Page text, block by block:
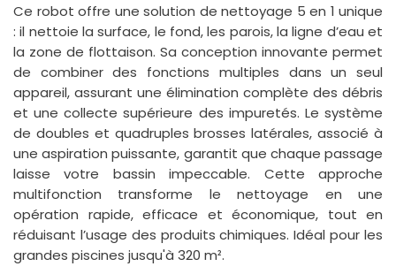
Ce robot offre une solution de nettoyage 5 en 1 unique
: il nettoie la surface, le fond, les parois, la ligne d’eau et
la zone de flottaison. Sa conception innovante permet
de combiner des fonctions multiples dans un seul
appareil, assurant une élimination complète des débris
et une collecte supérieure des impuretés. Le système
de doubles et quadruples brosses latérales, associé à
une aspiration puissante, garantit que chaque passage
laisse votre bassin impeccable. Cette approche
multifonction transforme le nettoyage en une
opération rapide, efficace et économique, tout en
réduisant l’usage des produits chimiques. Idéal pour les
grandes piscines jusqu'à 320 m².